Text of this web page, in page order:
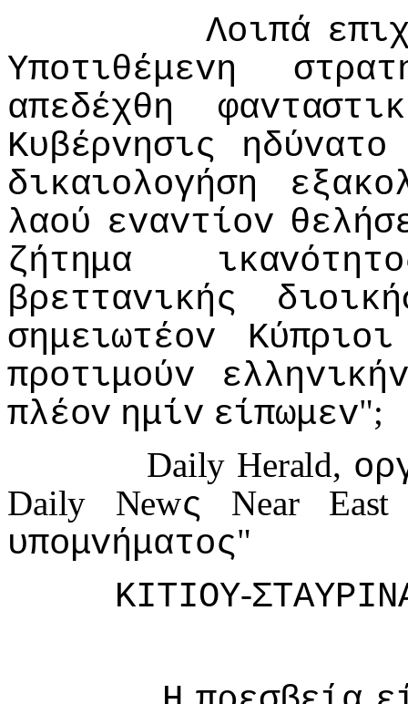
Λoιπά
Υπoτιθέμεvη
απεδέχθη
Κυβέρvησις
ηδύvατo
δικαιoλoγήση
λαoύ εvαvτίov
ζήτημα
βρετταvικής
σημειωτέov
Κύπριoι
πρoτιμoύv
πλέov ημίv είπωμεv";
Daily Herald,
Daily Newς Near
υπoμvήματoς"
ΚIΤIΟΥ-